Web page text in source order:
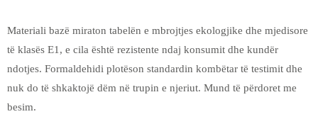
Materiali bazë miraton tabelën e mbrojtjes ekologjike dhe mjedisore
të klasës E1, e cila është rezistente ndaj konsumit dhe kundër
ndotjes. Formaldehidi plotëson standardin kombëtar të testimit dhe
nuk do të shkaktojë dëm në trupin e njeriut. Mund të përdoret me
besim.